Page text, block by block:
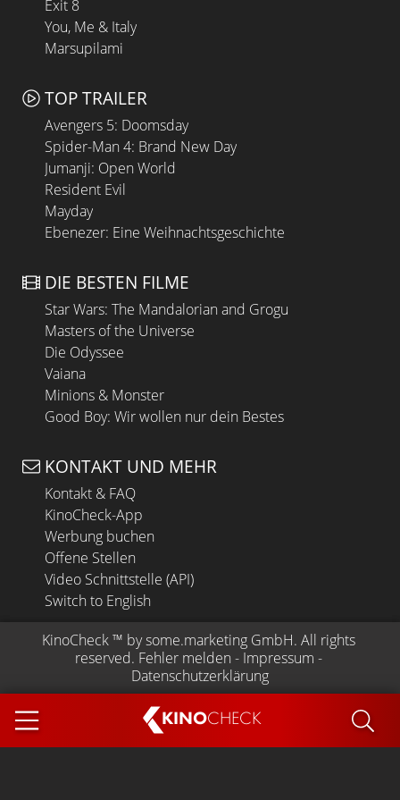
KINOCHECK
Exit 8
You, Me & Italy
Marsupilami
TOP TRAILER
Avengers 5: Doomsday
Spider-Man 4: Brand New Day
Jumanji: Open World
Resident Evil
Mayday
Ebenezer: Eine Weihnachtsgeschichte
DIE BESTEN FILME
Star Wars: The Mandalorian and Grogu
Masters of the Universe
Die Odyssee
Vaiana
Minions & Monster
Good Boy: Wir wollen nur dein Bestes
KONTAKT UND MEHR
Kontakt & FAQ
KinoCheck-App
Werbung buchen
Offene Stellen
Video Schnittstelle (API)
Switch to English
KinoCheck ™ by some.marketing GmbH. All rights
reserved. Fehler melden - Impressum -
Datenschutzerklärung